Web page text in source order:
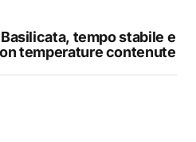
tempo stabile e
temperature contenute